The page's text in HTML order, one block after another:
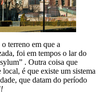
terreno em que a
foi em tempos o lar do
. Outra coisa que
local, é que existe um sistema
que datam do período